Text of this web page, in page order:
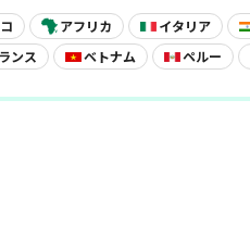
ルメ アフリカ イタリア
ンス ベトナム ペルー